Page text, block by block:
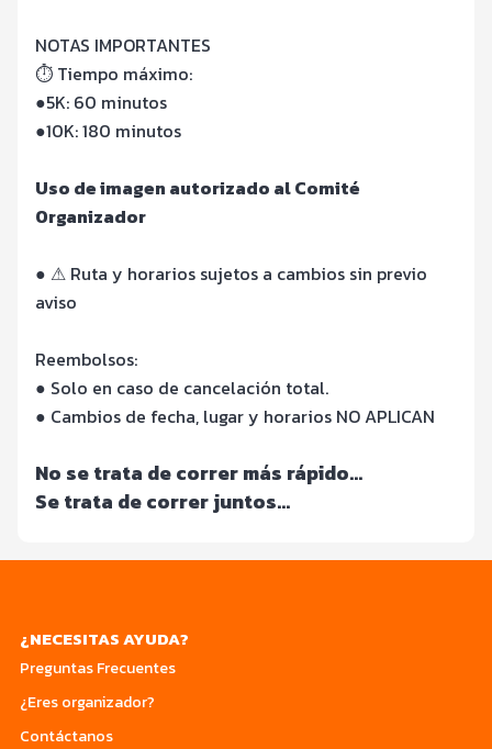
NOTAS IMPORTANTES
⏱ Tiempo máximo:
●5K: 60 minutos
●10K: 180 minutos
Uso de imagen autorizado al Comité
Organizador
● ⚠ Ruta y horarios sujetos a cambios sin previo
aviso
Reembolsos:
● Solo en caso de cancelación total.
● Cambios de fecha, lugar y horarios NO APLICAN
No se trata de correr más rápido...
Se trata de correr juntos...
¿NECESITAS AYUDA?
Preguntas Frecuentes
¿Eres organizador?
Contáctanos